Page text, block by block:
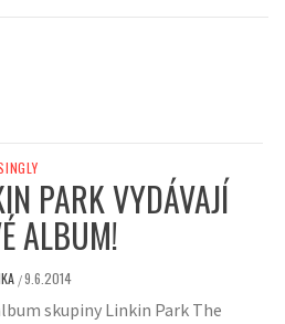
PARK VYDÁVAJÍ
ALBUM!
/9.6.2014
skupiny Linkin Park The